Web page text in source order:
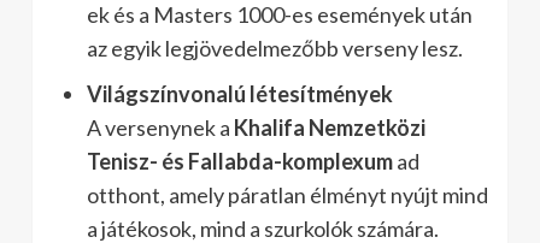
ek és a Masters 1000-es események után
az egyik legjövedelmezőbb verseny lesz.
Világszínvonalú létesítmények
A versenynek a Khalifa Nemzetközi
Tenisz- és Fallabda-komplexumad
otthont, amely páratlan élményt nyújt mind
a játékosok, mind a szurkolók számára.